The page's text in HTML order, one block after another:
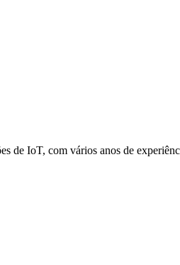
de IoT, com vários anos de